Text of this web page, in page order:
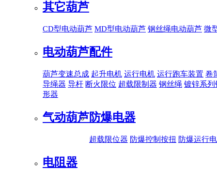
其它葫芦
CD型电动葫芦 MD型电动葫芦 钢丝绳电动葫芦 微
电动葫芦配件
葫芦变速总成 起升电机 运行电机 运行跑车装置 卷
导绳器 导杆 断火限位 超载限制器 钢丝绳 镀锌系列
形器
气动葫芦防爆电器
超载限位器 防爆控制按扭 防爆运行
电阻器